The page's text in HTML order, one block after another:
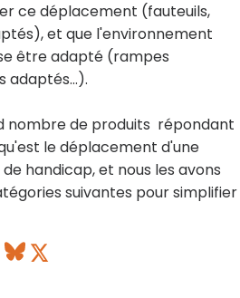
ce déplacement (fauteuils,
et que l'environnement
être adapté (rampes
adaptés...).
nombre de produits répondant
le déplacement d'une
handicap, et nous les avons
suivantes pour simplifier